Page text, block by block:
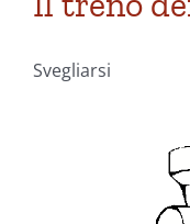
Svegliarsi